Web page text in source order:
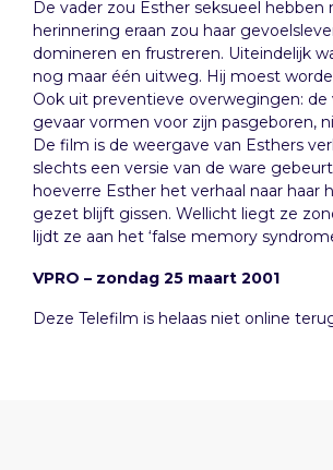
De vader zou Esther seksueel hebben
herinnering eraan zou haar
domineren en frustreren. Uiteindelijk
nog maar één uitweg. Hij moest
Ook uit preventieve overwegingen: de
gevaar vormen voor zijn pasgeboren,
De film is de weergave van Esthers
slechts een versie van de ware
hoeverre Esther het verhaal naar haar
gezet blijft gissen. Wellicht liegt ze
lijdt ze aan het ‘false memory
VPRO – zondag 25 maart 2001
Deze Telefilm is helaas niet online